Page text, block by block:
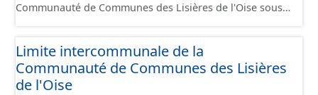
Communauté de Communes des Lisières de l'Oise sous
par un libellé de voie. Un tronçon appartient à une ou
deux communes. Un tronçon représente, le plus
souvent, le centre de la chaussée. Les tronçons de voies
Limite intercommunale de la
Communauté de Communes des Lisières
de l'Oise